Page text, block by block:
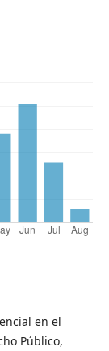
en el
Público,